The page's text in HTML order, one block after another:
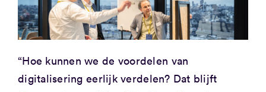
“Hoe kunnen we de voordelen van
digitalisering eerlijk verdelen? Dat blijft